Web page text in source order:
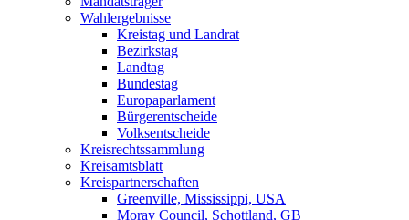
Wahlergebnisse
Kreistag und Landrat
Bezirkstag
Landtag
Bundestag
Europaparlament
Bürgerentscheide
Volksentscheide
Kreisrechtssammlung
Kreisamtsblatt
Kreispartnerschaften
Greenville, Mississippi, USA
Moray Council, Schottland, GB